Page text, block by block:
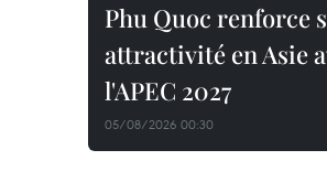
Phu Quoc renforce
attractivité en Asie
l'APEC 2027
05/08/2026 00:30